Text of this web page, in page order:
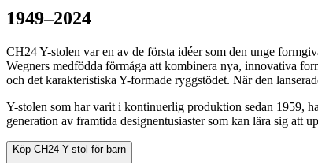
1949–2024
CH24 Y-stolen var en av de första idéer som den unge
Wegners medfödda förmåga att kombinera nya, innovativa
och det karakteristiska Y-formade ryggstödet. När den
Y-stolen som har varit i kontinuerlig produktion sedan 1959,
generation av framtida designentusiaster som kan lära sig att
Köp CH24 Y-stol för barn